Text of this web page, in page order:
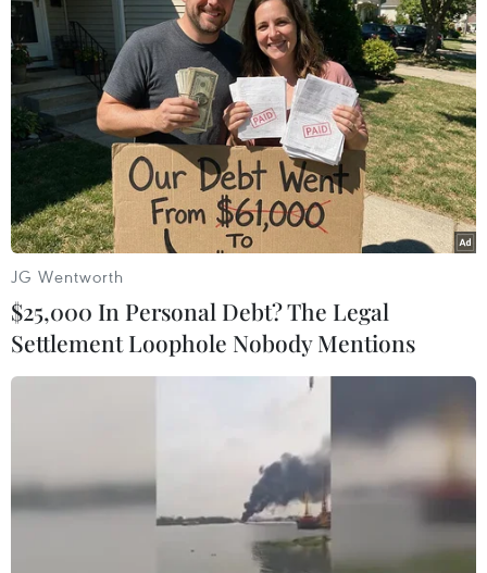
#Máy tính #Lễ hội lập dị
#Burning Man
#Bang Nevada
#Thụy Sĩ
#Lễ hội Burning Man
#Nghệ sỹ
#Sáng tạo nghệ thuật
#Sống giữa sa mạc
Thụy Sĩ
Theo dõi VietnamPlus
JG Wentworth
$25,000 In Personal Debt? The Legal
Settlement Loophole Nobody Mentions